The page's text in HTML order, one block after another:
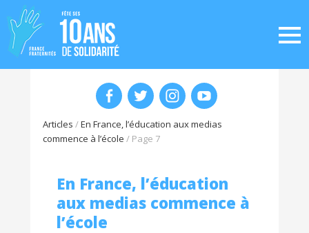
Articles /En France, l’éducation aux medias
commence à l’école / Page 7
En France, l’éducation
aux medias commence à
l’école